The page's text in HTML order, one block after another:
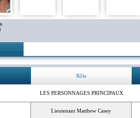
Rôle
LES PERSONNAGES PRINCIPAUX
Lieutenant Matthew Casey